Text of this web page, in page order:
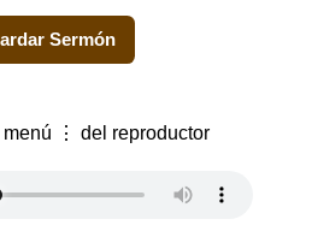
Sermón
menú ⋮ del reproductor